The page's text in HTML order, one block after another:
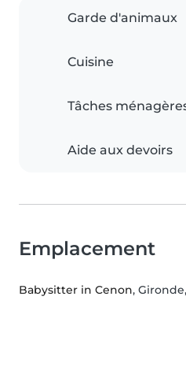
Garde d'animaux
Cuisine
Tâches
Aide aux devoirs
Emplacement
Babysitter in Cenon,